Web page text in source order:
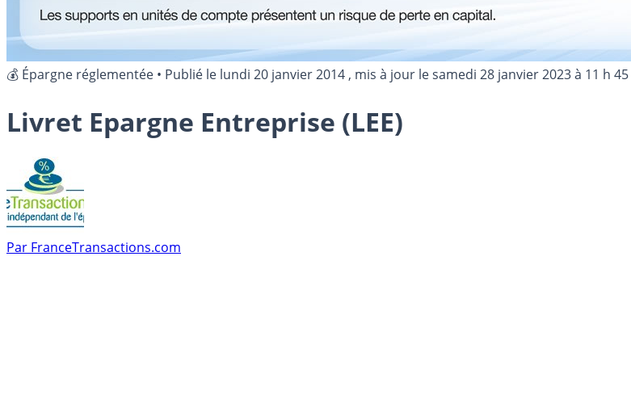
💰 Épargne réglementée • Publié le lundi 20 janvier 2014 , mis à jour lesamedi 28 janvier 2023 à 11 h 45
Livret Epargne Entreprise (LEE)
Par FranceTransactions.com